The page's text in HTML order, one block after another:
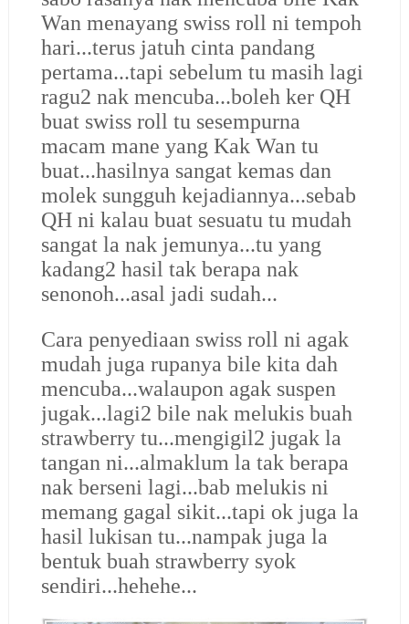
Wan menayang swiss roll ni tempoh
hari...terus jatuh cinta pandang
pertama...tapi sebelum tu masih lagi
ragu2 nak mencuba...boleh ker QH
buat swiss roll tu sesempurna
macam mane yang Kak Wan tu
buat...hasilnya sangat kemas dan
molek sungguh kejadiannya...sebab
QH ni kalau buat sesuatu tu mudah
sangat la nak jemunya...tu yang
kadang2 hasil tak berapa nak
senonoh...asal jadi sudah...
Cara penyediaan swiss roll ni agak
mudah juga rupanya bile kita dah
mencuba...walaupon agak suspen
jugak...lagi2 bile nak melukis buah
strawberry tu...mengigil2 jugak la
tangan ni...almaklum la tak berapa
nak berseni lagi...bab melukis ni
memang gagal sikit...tapi ok juga la
hasil lukisan tu...nampak juga la
bentuk buah strawberry syok
sendiri...hehehe...